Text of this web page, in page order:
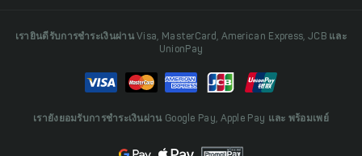
เรายินดีรับการชำระเงินผ่าน Visa, MasterCard, American Express, JCB และ
UnionPay
เรายังยอมรับการชำระเงินผ่าน Google Pay, Apple Pay และ พร้อมเพย์